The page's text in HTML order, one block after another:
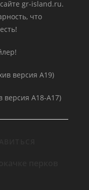
gr-island.ru.
что
версия А19)
версия А18-А17)